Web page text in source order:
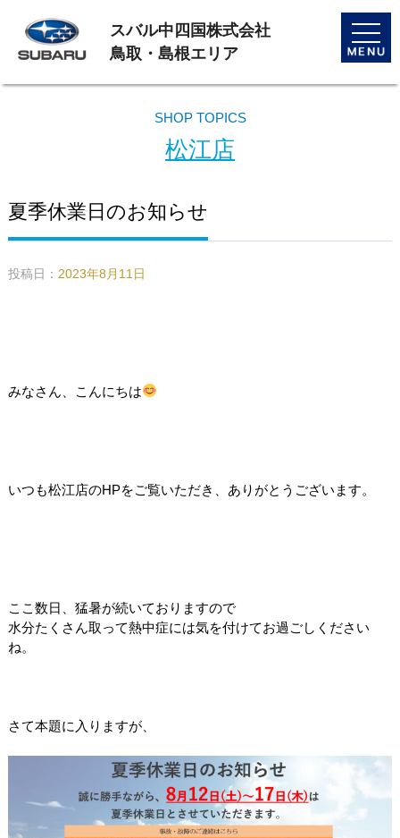
toggle
スバル中四国株式会社
鳥取・島根エリア
SHOP TOPICS
松江店
夏季休業日のお知らせ
投稿日： 2023年8月11日
みなさん、こんにちは
いつも松江店のHPをご覧いただき、ありがとうございます。
ここ数日、猛暑が続いておりますので
水分たくさん取って熱中症には気を付けてお過ごしください
ね。
さて本題に入りますが、